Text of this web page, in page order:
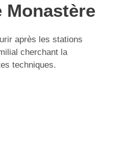
après les stations
cherchant la
techniques.